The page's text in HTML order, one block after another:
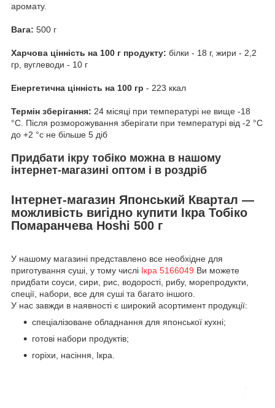
аромату.
Вага: 500 г
Харчова цінність на 100 г продукту: білки - 18 г, жири - 2,2
гр, вуглеводи - 10 г
Енергетична цінність на 100 гр - 223 ккал
Термін зберігання: 24 місяці при температурі не вище -18
°C. Після розморожування зберігати при температурі від -2 °C
до +2 °с не більше 5 діб
Придбати ікру тобіко можна в нашому
інтернет-магазині оптом і в роздріб
Інтернет-магазин Японський Квартал —
можливість вигідно купити Ікра Тобіко
Помаранчева Hoshi 500 г
У нашому магазині представлено все необхідне для
приготування суші, у тому числі Ікра 5166049 Ви можете
придбати соуси, сири, рис, водорості, рибу, морепродукти,
спеції, набори, все для суші та багато іншого.
У нас завжди в наявності є широкий асортимент продукції:
спеціалізоване обладнання для японської кухні;
готові набори продуктів;
горіхи, насіння, Ікра.